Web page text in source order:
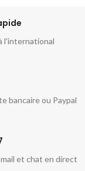
l'international
bancaire ou Paypal
et chat en direct